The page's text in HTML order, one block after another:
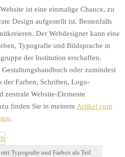
ist eine einmalige Chance, zu
Design aufgestellt ist. Bestenfalls
Der Webdesigner kann eine
Typografie und Bildsprache in
der Institution erschaffen.
oder zumindest
Farben, Schriften, Logo-
zentrale Website-Elemente
finden Sie in meinem Artikel zum
.
Typografie und Farben als Teil